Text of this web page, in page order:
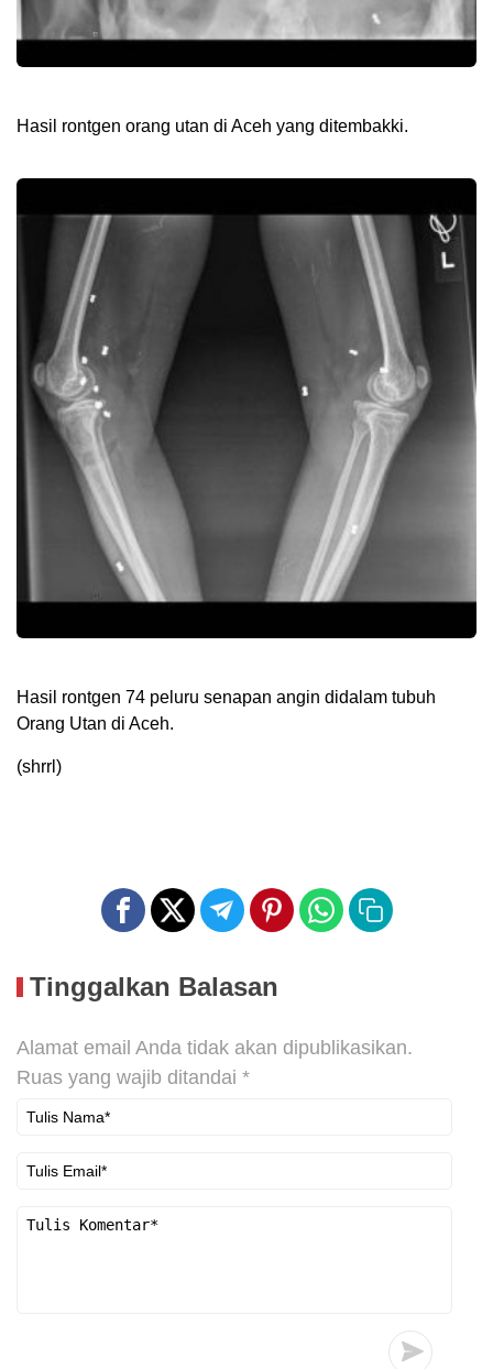
Hasil rontgen orang utan di Aceh yang ditembakki.
Hasil rontgen 74 peluru senapan angin didalam tubuh
Orang Utan di Aceh.
(shrrl)
Tinggalkan Balasan
Alamat email Anda tidak akan dipublikasikan.
Ruas yang wajib ditandai *